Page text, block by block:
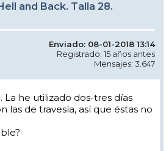
and Back. Talla 28.
Enviado: 08-01-2018 13:14
Registrado: 15 años antes
Mensajes: 3.647
La he utilizado dos-tres días
las de travesía, así que éstas no